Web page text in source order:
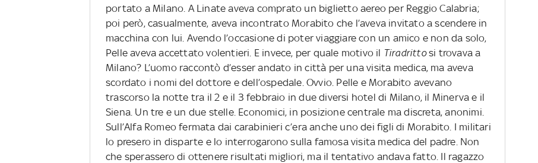
portato a Milano. A Linate aveva comprato un biglietto aereo per Reggio Calabria;
poi però, casualmente, aveva incontrato Morabito che l’aveva invitato a scendere in
macchina con lui. Avendo l’occasione di poter viaggiare con un amico e non da solo,
Pelle aveva accettato volentieri. E invece, per quale motivo il Tiradrittosi trovava a
Milano? L’uomo raccontò d’esser andato in città per una visita medica, ma aveva
scordato i nomi del dottore e dell’ospedale. Ovvio. Pelle e Morabito avevano
trascorso la notte tra il 2 e il 3 febbraio in due diversi hotel di Milano, il Minerva e il
Siena. Un tre e un due stelle. Economici, in posizione centrale ma discreta, anonimi.
Sull’Alfa Romeo fermata dai carabinieri c’era anche uno dei figli di Morabito. I militari
lo presero in disparte e lo interrogarono sulla famosa visita medica del padre. Non
che sperassero di ottenere risultati migliori, ma il tentativo andava fatto. Il ragazzo